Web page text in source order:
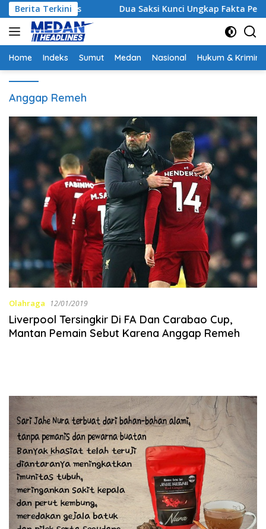
Langsung
ke
konten
Berita Terkini Dua Saksi Kunci Ungkap Fakta Persidangan
Home Indeks Sumut Medan Nasional Hukum &
Anggap Remeh
Olahraga 12/01/2019
Liverpool Tersingkir Di FA Dan Carabao Cup,
Mantan Pemain Sebut Karena Anggap Remeh